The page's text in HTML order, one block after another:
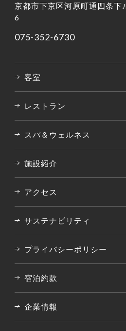
京都市下京区河原町通四条下
6
075-352-6730
客室
レストラン
スパ＆ウェルネス
施設紹介
アクセス
サステナビリティ
プライバシーポリシー
宿泊約款
企業情報